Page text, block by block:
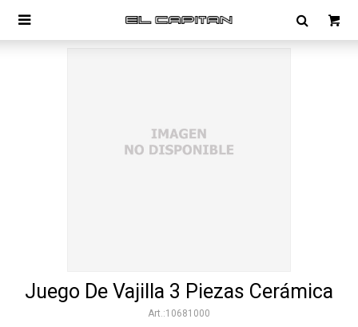

Juego De Vajilla 3 Piezas Cerámica
10681000